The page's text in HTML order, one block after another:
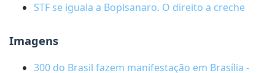
STF se iguala a Boplsanaro. O direito a creche
Imagens
300 do Brasil fazem manifestação em Brasília -